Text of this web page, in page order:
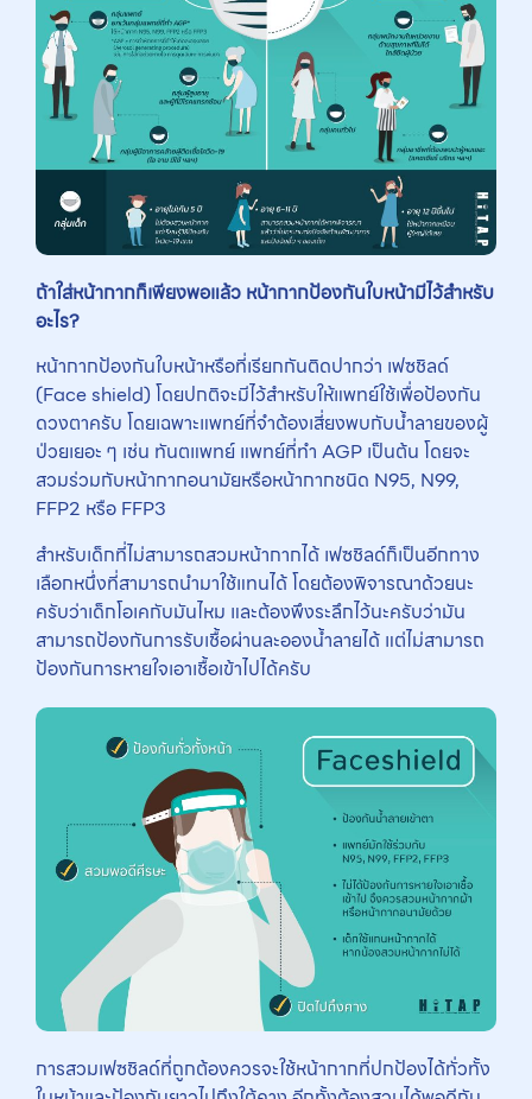
ถ้าใส่หน้ากากก็เพียงพอแล้ว หน้ากากป้องกันใบหน้ามีไว้สำหรับ
อะไร?
หน้ากากป้องกันใบหน้าหรือที่เรียกกันติดปากว่า เฟซชิลด์
(Face shield) โดยปกติจะมีไว้สำหรับให้แพทย์ใช้เพื่อป้องกัน
ดวงตาครับ โดยเฉพาะแพทย์ที่จำต้องเสี่ยงพบกับน้ำลายของผู้
ป่วยเยอะ ๆ เช่น ทันตแพทย์ แพทย์ที่ทำ AGP เป็นต้น โดยจะ
สวมร่วมกับหน้ากากอนามัยหรือหน้ากากชนิด N95, N99,
FFP2 หรือ FFP3
สำหรับเด็กที่ไม่สามารถสวมหน้ากากได้ เฟซชิลด์ก็เป็นอีกทาง
เลือกหนึ่งที่สามารถนำมาใช้แทนได้ โดยต้องพิจารณาด้วยนะ
ครับว่าเด็กโอเคกับมันไหม และต้องพึงระลึกไว้นะครับว่ามัน
สามารถป้องกันการรับเชื้อผ่านละอองน้ำลายได้ แต่ไม่สามารถ
ป้องกันการหายใจเอาเชื้อเข้าไปได้ครับ
การสวมเฟซชิลด์ที่ถูกต้องควรจะใช้หน้ากากที่ปกป้องได้ทั่วทั้ง